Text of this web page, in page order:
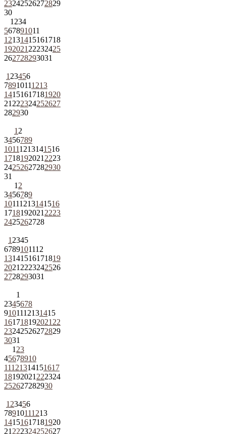
23242526272829
30
1 234
567891011
12131415161718
192021 22232425
262728293031
1 23456
78910111213
14151617181920
21 222324252627
282930
1 2
3456789
10111213141516
1718192021 2223
24252627282930
31
1 2
3456789
10111213141516
1718192021 2223
2425262728
1 2345
6789101112
13141516171819
2021 2223242526
2728293031
1
2345678
9101112131415
161718192021 22
23242526272829
3031
1 23
45678910
11121314151617
18192021 222324
252627282930
1 23456
78910111213
14151617181920
21 222324252627